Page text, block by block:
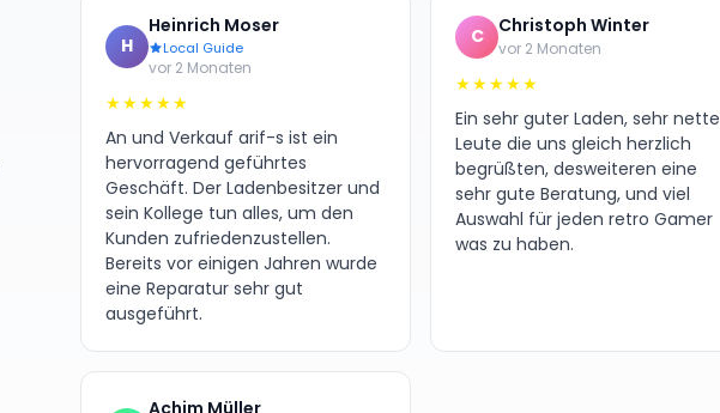
H
Heinrich Moser
Local Guide
vor 2 Monaten
★★★★★
An und Verkauf arif-s ist ein
hervorragend geführtes
Geschäft. Der Ladenbesitzer und
sein Kollege tun alles, um den
Kunden zufriedenzustellen.
Bereits vor einigen Jahren wurde
eine Reparatur sehr gut
ausgeführt.
C Christoph Winter
vor 2 Monaten
★★★★★
Ein sehr guter Laden, sehr nette
Leute die uns gleich herzlich
begrüßten, desweiteren eine
sehr gute Beratung, und viel
Auswahl für jeden retro Gamer
was zu haben.